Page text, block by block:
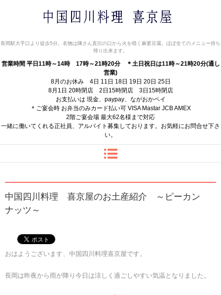
長岡駅大手口より徒歩5分。名物は陳さん直伝の口から火を噴く麻婆豆腐。ほぼ全てのメニュー持ち
帰り出来ます。
営業時間 平日11時～14時 17時～21時20分
＊土日祝日は11時～21時20分(通し
営業)
8月のお休み 4日 11日 18日 19日 20日 25日
8月1日 20時閉店 2日15時閉店 3日15時閉店
お支払いは 現金、paypay、ながおかペイ
＊ご宴会時 お弁当のみカード払い可 VISA Mastar JCB AMEX
2階ご宴会場 最大62名様まで対応
一緒に働いてくれる正社員、アルバイト募集しております。お気軽にお問合せ下さ
い。
中国四川料理 喜京屋のお土産紹介 ～ピーカン
ナッツ～
おはようございます、中国四川料理喜京屋です。
長岡は昨夜から雨が降り今日は涼しく過ごしやすい気温となりました。